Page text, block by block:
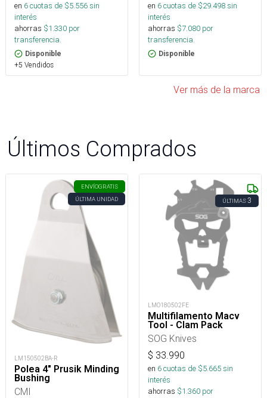
en 6cuotas de $5.556sin
interés
ahorras $1.330 por
transferencia.
Disponible
+5 Vendidos
en 6cuotas de $29.498sin
interés
ahorras $7.080 por
transferencia.
Disponible
Ver más de la marca
Últimos Comprados
ENVÍOGRATIS
ÚLTIMA UNIDAD
LM150502BA-R
Polea 4" Prusik Minding
Bushing
CMI
ÚLTIMAS3
LMO180502FE
Multifilamento Macv
Tool - Clam Pack
SOG Knives
$ 33.990
en 6cuotas de $5.665sin
interés
ahorras $1.360 por